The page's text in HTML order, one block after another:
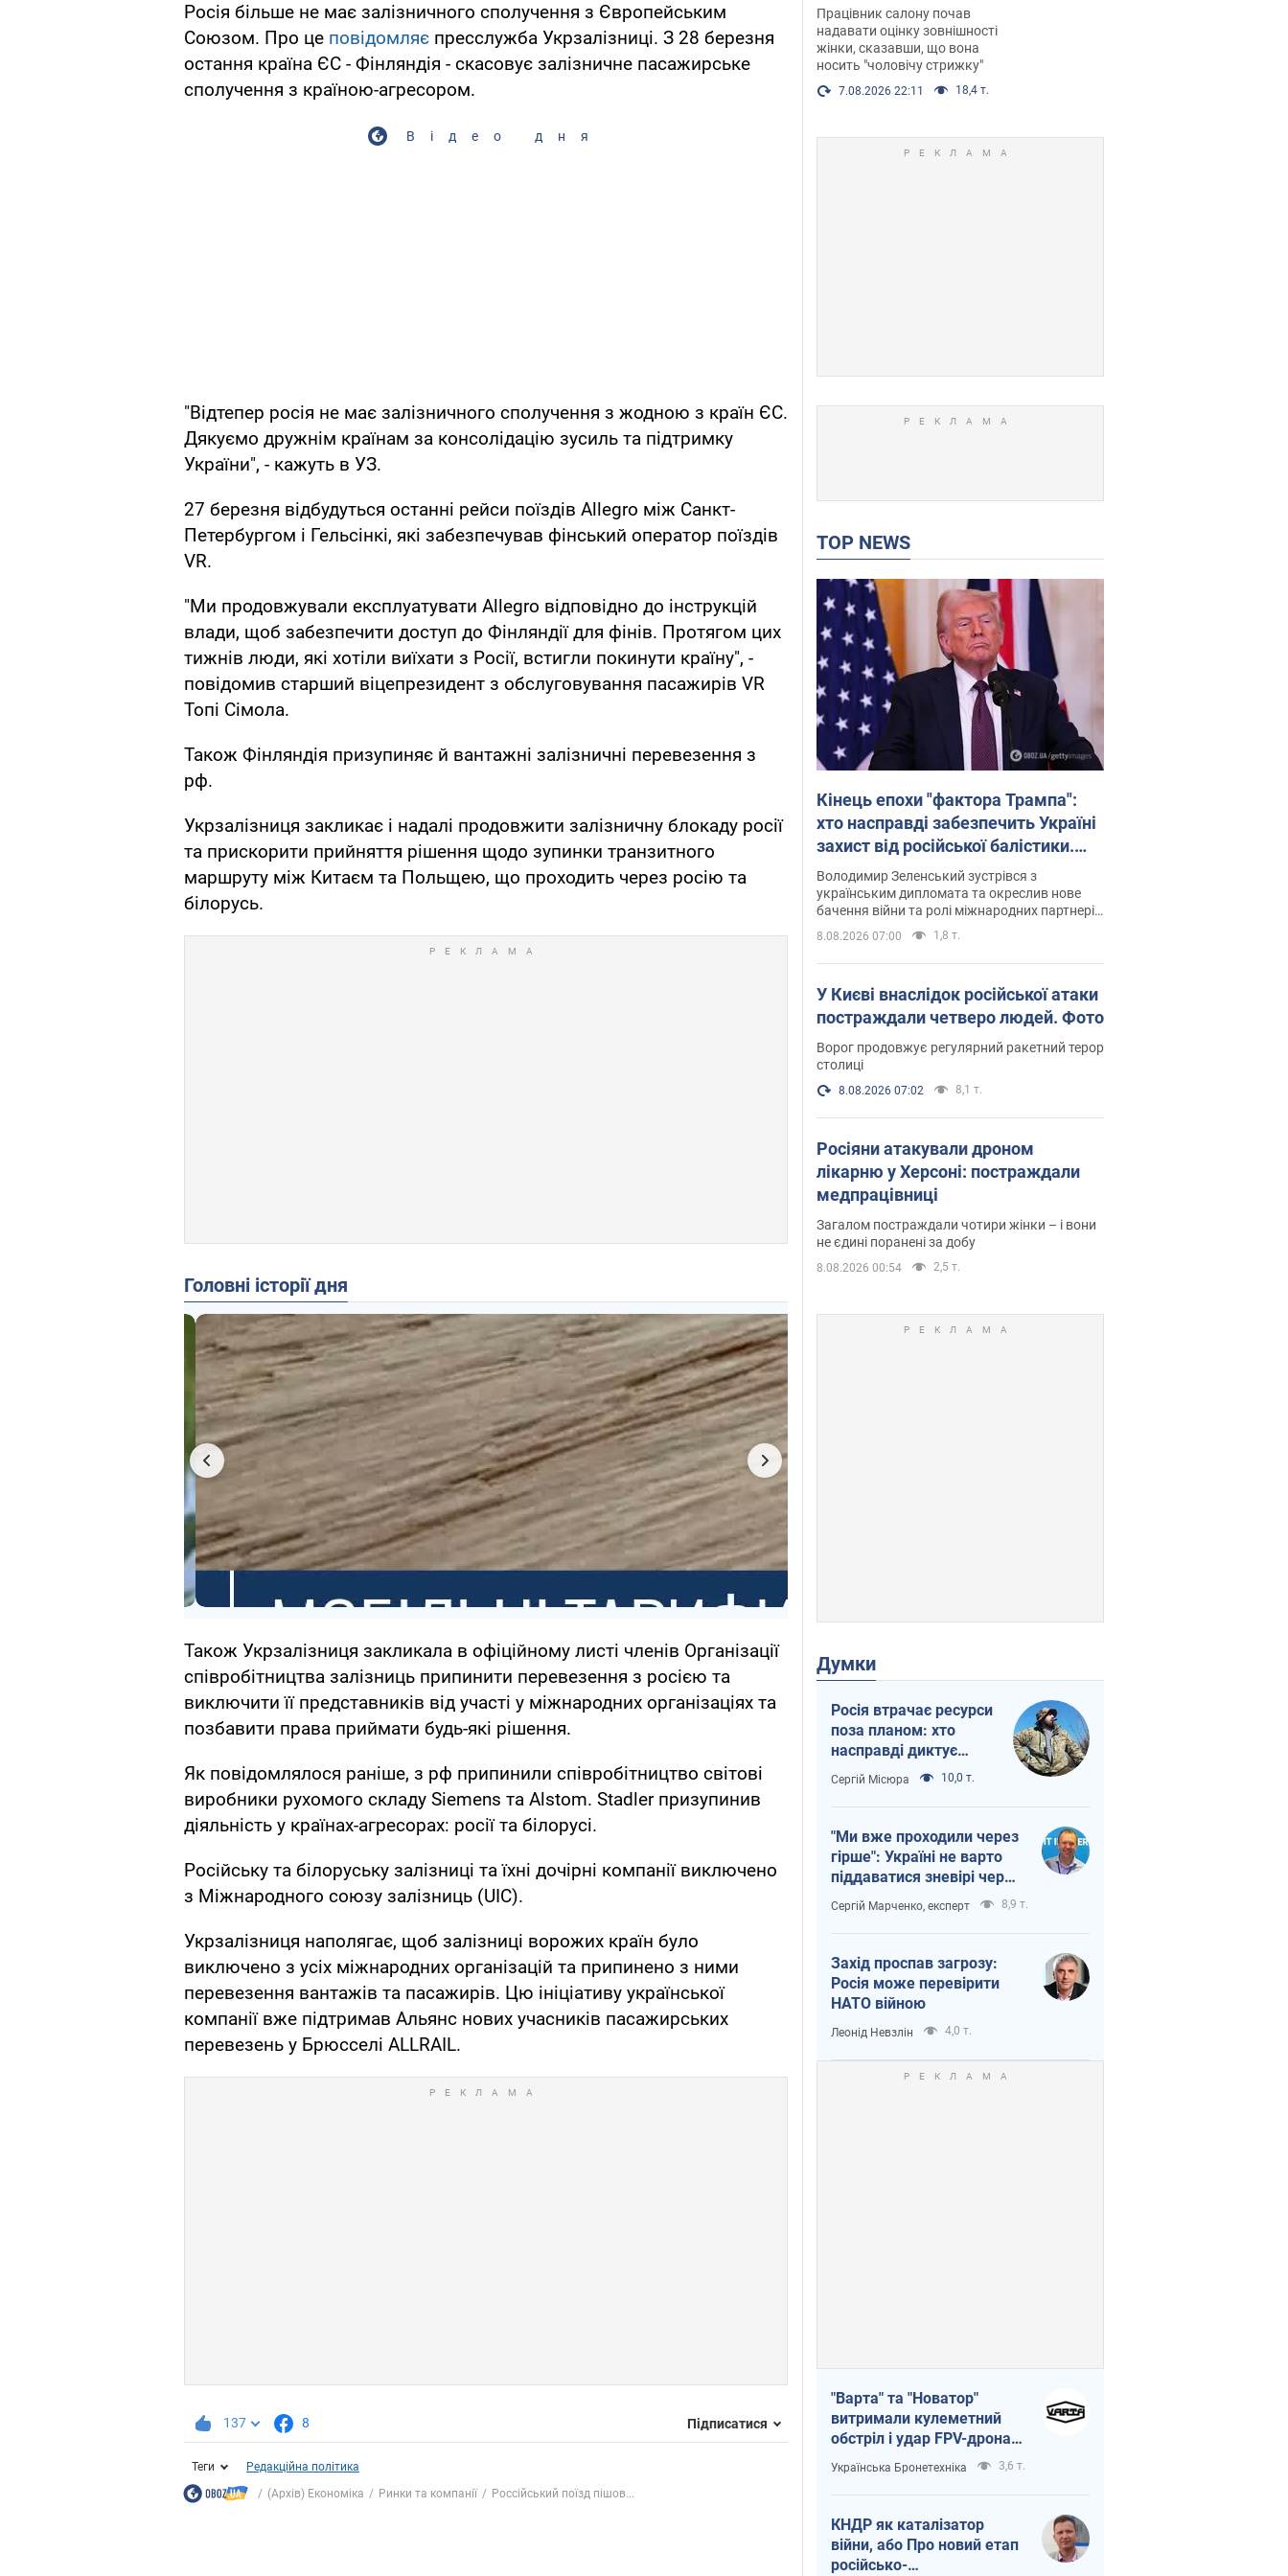
Росія більше не має залізничного сполучення з Європейським
Союзом. Про це повідомляє пресслужба Укрзалізниці. З 28 березня
остання країна ЄС - Фінляндія - скасовує залізничне пасажирське
сполучення з країною-агресором.
Відео дня
"Відтепер росія не має залізничного сполучення з жодною з країн ЄС.
Дякуємо дружнім країнам за консолідацію зусиль та підтримку
України", - кажуть в УЗ.
27 березня відбудуться останні рейси поїздів Allegro між Санкт-
Петербургом і Гельсінкі, які забезпечував фінський оператор поїздів
VR.
"Ми продовжували експлуатувати Allegro відповідно до інструкцій
влади, щоб забезпечити доступ до Фінляндії для фінів. Протягом цих
тижнів люди, які хотіли виїхати з Росії, встигли покинути країну", -
повідомив старший віцепрезидент з обслуговування пасажирів VR
Топі Сімола.
Також Фінляндія призупиняє й вантажні залізничні перевезення з
рф.
Укрзалізниця закликає і надалі продовжити залізничну блокаду росії
та прискорити прийняття рішення щодо зупинки транзитного
маршруту між Китаєм та Польщею, що проходить через росію та
білорусь.
Головні історії дня
Також Укрзалізниця закликала в офіційному листі членів Організації
співробітництва залізниць припинити перевезення з росією та
виключити її представників від участі у міжнародних організаціях та
позбавити права приймати будь-які рішення.
Як повідомлялося раніше, з рф припинили співробітництво світові
виробники рухомого складу Siemens та Alstom. Stadler призупинив
діяльність у країнах-агресорах: росії та білорусі.
Російську та білоруську залізниці та їхні дочірні компанії виключено
з Міжнародного союзу залізниць (UIC).
Укрзалізниця наполягає, щоб залізниці ворожих країн було
виключено з усіх міжнародних організацій та припинено з ними
перевезення вантажів та пасажирів. Цю ініціативу української
компанії вже підтримав Альянс нових учасників пасажирських
перевезень у Брюсселі ALLRAIL.
137 8 Підписатися
Теги
Редакційна політика
(Архів) Економіка
Ринки та компанії Россійський поїзд пішов...
після хімієтерапії,
розгорівся скандал.
Фото
Працівник салону почав
надавати оцінку зовнішності
жінки, сказавши, що вона
носить "чоловічу стрижку"
7.08.2026 22:11 18,4 т.
TOP NEWS
Кінець епохи "фактора Трампа":
хто насправді забезпечить Україні
захист від російської балістики.
Інтерв’ю з Безсмертним
Володимир Зеленський зустрівся з
українським дипломата та окреслив нове
бачення війни та ролі міжнародних партнерів
у боротьбі з Росією
8.08.2026 07:00 1,8 т.
У Києві внаслідок російської атаки
постраждали четверо людей. Фото
Ворог продовжує регулярний ракетний терор
столиці
8.08.2026 07:02 8,1 т.
Росіяни атакували дроном
лікарню у Херсоні: постраждали
медпрацівниці
Загалом постраждали чотири жінки – і вони
не єдині поранені за добу
8.08.2026 00:54 2,5 т.
Думки
Росія втрачає ресурси
поза планом: хто
насправді диктує
темп війни
Сергій Місюра 10,0 т.
"Ми вже проходили через
гірше": Україні не варто
піддаватися зневірі через
ракетний терор
Сергій Марченко, експерт 8,9 т.
Захід проспав загрозу:
Росія може перевірити
НАТО війною
Леонід Невзлін 4,0 т.
"Варта" та "Новатор"
витримали кулеметний
обстріл і удар FPV-дрона,
врятувавши життя
офіцеру ЗСУ
Українська Бронетехніка 3,6 т.
КНДР як каталізатор
війни, або Про новий етап
російсько-